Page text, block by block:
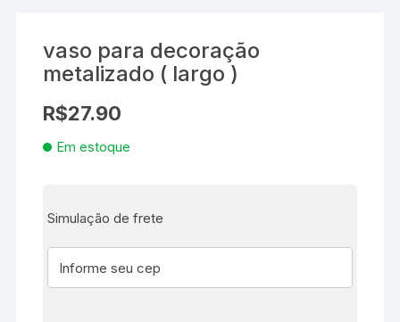
vaso para decoração
metalizado ( largo )
R$27.90
Em estoque
Simulação de frete